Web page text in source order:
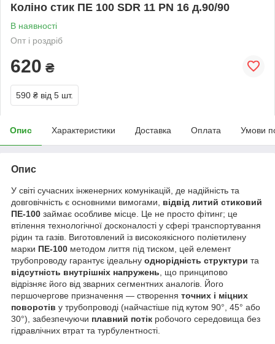
Коліно стик ПЕ 100 SDR 11 PN 16 д.90/90
В наявності
Опт і роздріб
620 ₴
590 ₴ від 5 шт.
Опис Характеристики Доставка Оплата Умови
Опис
У світі сучасних інженерних комунікацій, де надійність та
довговічність є основними вимогами, відвід литий стиковий
ПЕ-100 займає особливе місце. Це не просто фітинг; це
втілення технологічної досконалості у сфері транспортування
рідин та газів. Виготовлений із високоякісного поліетилену
марки ПЕ-100 методом лиття під тиском, цей елемент
трубопроводу гарантує ідеальну однорідність структури та
відсутність внутрішніх напружень , що принципово
відрізняє його від зварних сегментних аналогів. Його
першочергове призначення — створення точних і міцних
поворотів у трубопроводі (найчастіше під кутом 90°, 45° або
30°), забезпечуючи плавний потік робочого середовища без
гідравлічних втрат та турбулентності.